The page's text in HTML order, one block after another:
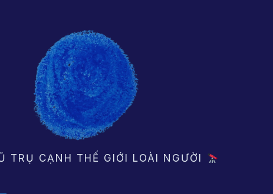
TRỤ CẠNH THẾ GIỚI LOÀI NGƯỜI